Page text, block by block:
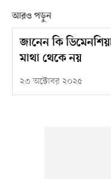
আরও পড়ুন
জানেন কি
মাথা থেকে নয়
২৩ অক্টোবর ২০২৫